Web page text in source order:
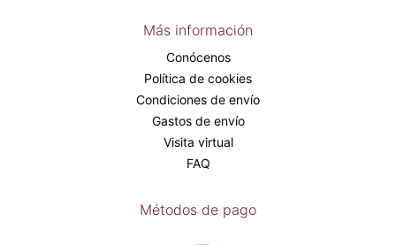
Más información
Conócenos
Política de cookies
Condiciones de envío
Gastos de envío
Visita virtual
FAQ
Métodos de pago